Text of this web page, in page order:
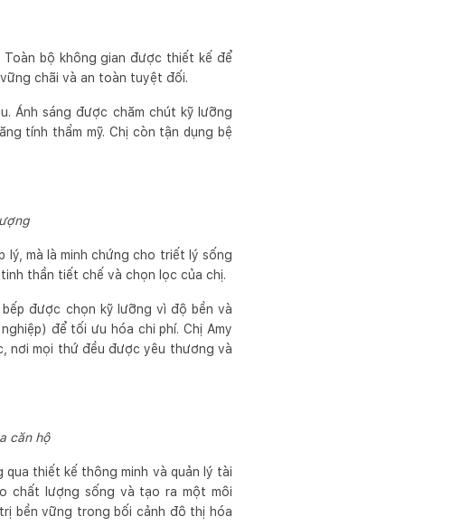
bộ không gian được thiết kế để
chãi và an toàn tuyệt đối.
Ánh sáng được chăm chút kỹ lưỡng
tính thẩm mỹ. Chị còn tận dụng bệ
lý, mà là minh chứng cho triết lý sống
thần tiết chế và chọn lọc của chị.
được chọn kỹ lưỡng vì độ bền và
để tối ưu hóa chi phí. Chị Amy
nơi mọi thứ đều được yêu thương và
căn hộ
thiết kế thông minh và quản lý tài
chất lượng sống và tạo ra một môi
bền vững trong bối cảnh đô thị hóa